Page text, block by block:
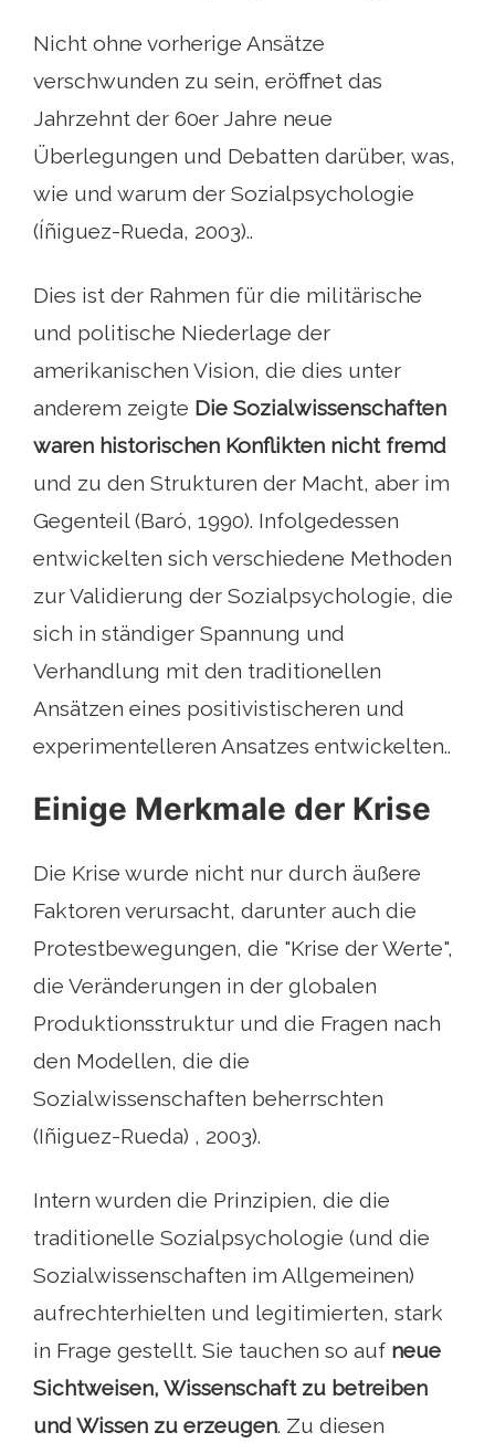
Nicht ohne vorherige Ansätze
verschwunden zu sein, eröffnet das
Jahrzehnt der 60er Jahre neue
Überlegungen und Debatten darüber, was,
wie und warum der Sozialpsychologie
(Íñiguez-Rueda, 2003)..
Dies ist der Rahmen für die militärische
und politische Niederlage der
amerikanischen Vision, die dies unter
anderem zeigte Die Sozialwissenschaften
waren historischen Konflikten nicht fremd
und zu den Strukturen der Macht, aber im
Gegenteil (Baró, 1990). Infolgedessen
entwickelten sich verschiedene Methoden
zur Validierung der Sozialpsychologie, die
sich in ständiger Spannung und
Verhandlung mit den traditionellen
Ansätzen eines positivistischeren und
experimentelleren Ansatzes entwickelten..
Einige Merkmale der Krise
Die Krise wurde nicht nur durch äußere
Faktoren verursacht, darunter auch die
Protestbewegungen, die "Krise der Werte",
die Veränderungen in der globalen
Produktionsstruktur und die Fragen nach
den Modellen, die die
Sozialwissenschaften beherrschten
(Iñiguez-Rueda) , 2003).
Intern wurden die Prinzipien, die die
traditionelle Sozialpsychologie (und die
Sozialwissenschaften im Allgemeinen)
aufrechterhielten und legitimierten, stark
in Frage gestellt. Sie tauchen so auf neue
Sichtweisen, Wissenschaft zu betreiben
und Wissen zu erzeugen. Zu diesen